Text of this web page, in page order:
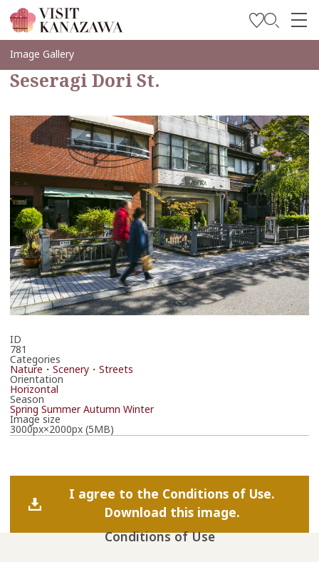
บทความพิเศษ
สถานที่ท่องเที่ยว
วางแผนการท่องเที่ยวของคุณ
Travel Trade and Media
Languages
Image Gallery
Seseragi Dori St.
ID
781
Categories
Nature・Scenery・Streets
Orientation
Horizontal
Season
Spring SummerAutumn Winter
Image size
3000px×2000px (5MB)
I agree to the Conditions of Use.
Download this image.
Conditions of Use